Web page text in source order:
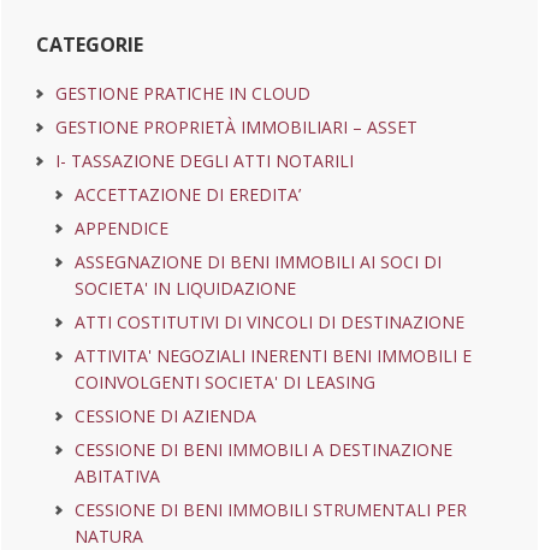
CATEGORIE
GESTIONE PRATICHE IN CLOUD
GESTIONE PROPRIETÀ IMMOBILIARI – ASSET
I- TASSAZIONE DEGLI ATTI NOTARILI
ACCETTAZIONE DI EREDITA’
APPENDICE
ASSEGNAZIONE DI BENI IMMOBILI AI SOCI DI
SOCIETA' IN LIQUIDAZIONE
ATTI COSTITUTIVI DI VINCOLI DI DESTINAZIONE
ATTIVITA' NEGOZIALI INERENTI BENI IMMOBILI E
COINVOLGENTI SOCIETA' DI LEASING
CESSIONE DI AZIENDA
CESSIONE DI BENI IMMOBILI A DESTINAZIONE
ABITATIVA
CESSIONE DI BENI IMMOBILI STRUMENTALI PER
NATURA